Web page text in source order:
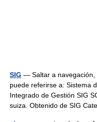
SIG — Saltar a navegación,
puede referirse a: Sistema
Integrado de Gestión SIG
suiza. Obtenido de SIG